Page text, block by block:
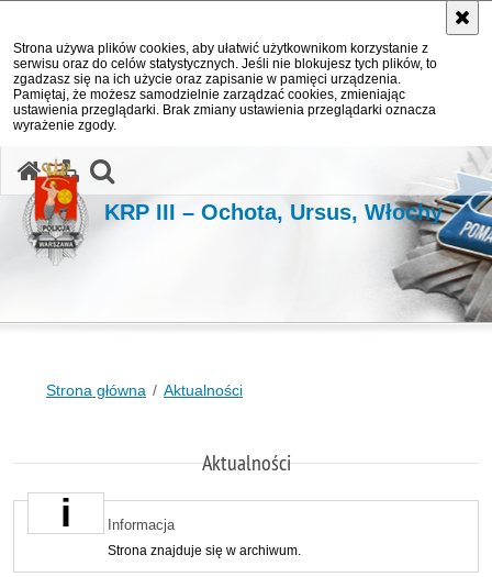
Strona używa plików cookies, aby ułatwić użytkownikom korzystanie z
serwisu oraz do celów statystycznych. Jeśli nie blokujesz tych plików, to
zgadzasz się na ich użycie oraz zapisanie w pamięci urządzenia.
Pamiętaj, że możesz samodzielnie zarządzać cookies, zmieniając
ustawienia przeglądarki. Brak zmiany ustawienia przeglądarki oznacza
wyrażenie zgody.
KRP III – Ochota, Ursus, Włochy
Strona główna Aktualności
Aktualności
Informacja
Strona znajduje się w archiwum.